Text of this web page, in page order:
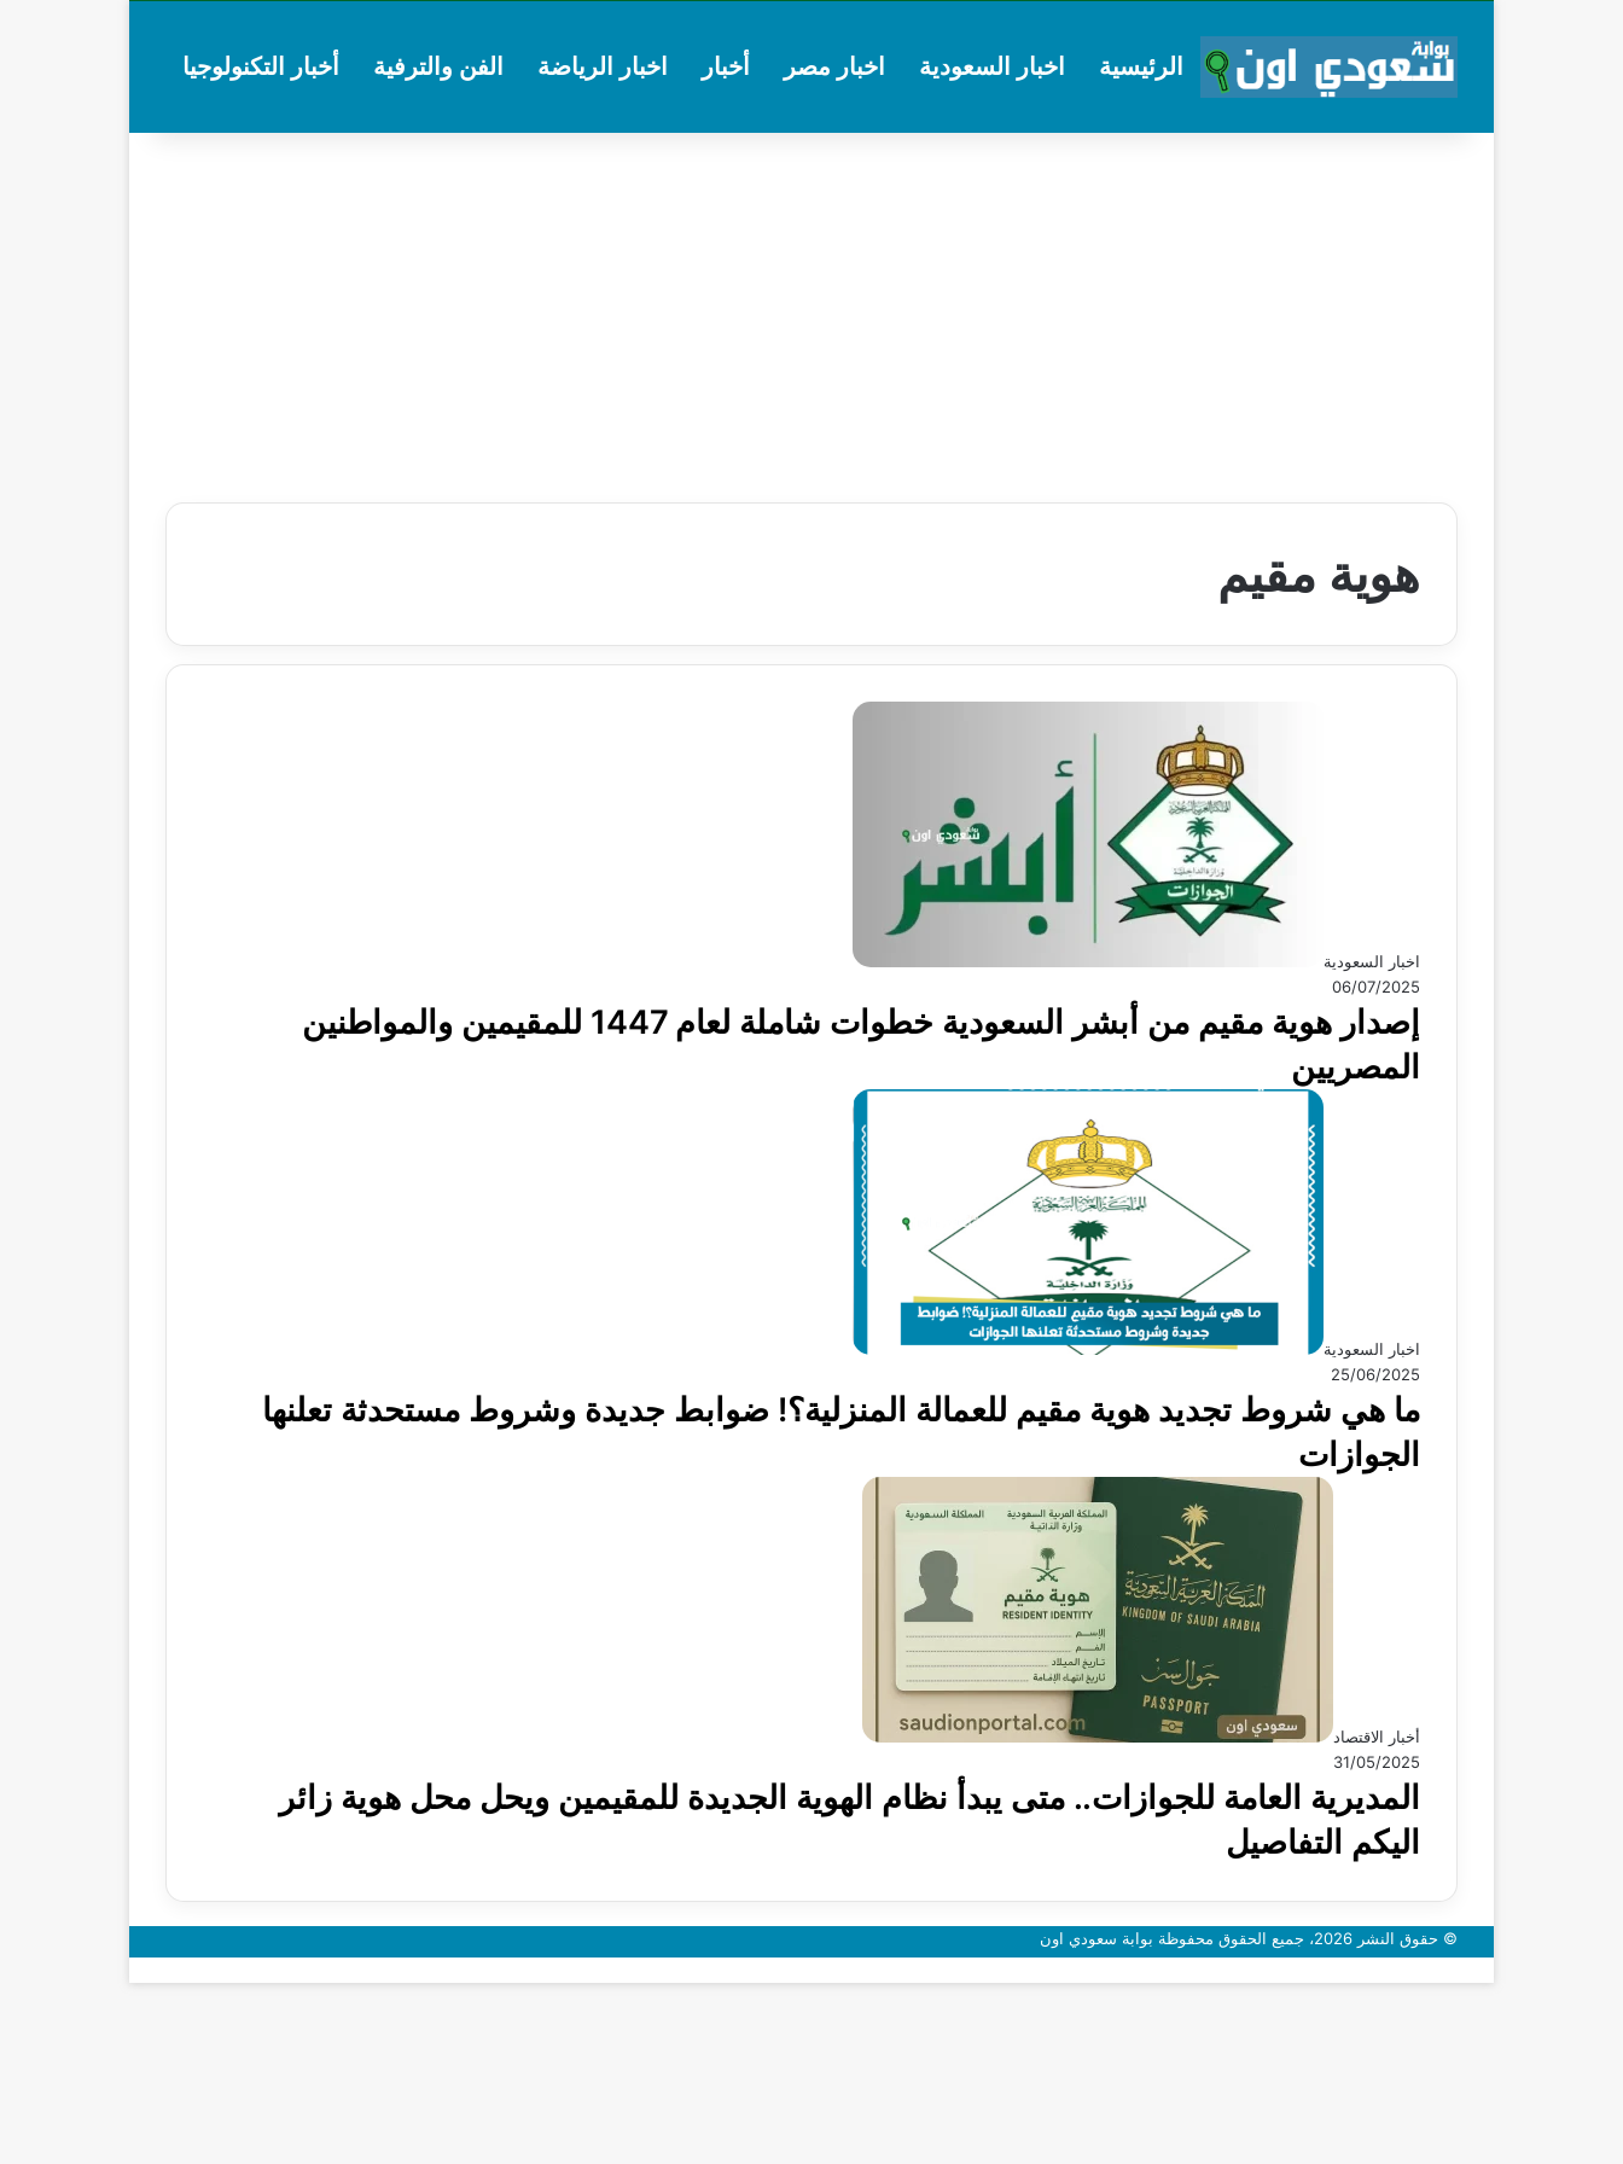
الرئيسية اخبار السعودية اخبار مصر أخبار اخبار الرياضة الفن والترفية أخبار التكنولوجيا
هوية مقيم
اخبار السعودية
06/07/2025
إصدار هوية مقيم من أبشر السعودية خطوات شاملة لعام 1447 للمقيمين والمواطنين
المصريين
اخبار السعودية
25/06/2025
ما هي شروط تجديد هوية مقيم للعمالة المنزلية؟! ضوابط جديدة وشروط مستحدثة تعلنها
الجوازات
أخبار الاقتصاد
31/05/2025
المديرية العامة للجوازات.. متى يبدأ نظام الهوية الجديدة للمقيمين ويحل محل هوية زائر
اليكم التفاصيل
© حقوق النشر 2026، جميع الحقوق محفوظة بوابة سعودي اون